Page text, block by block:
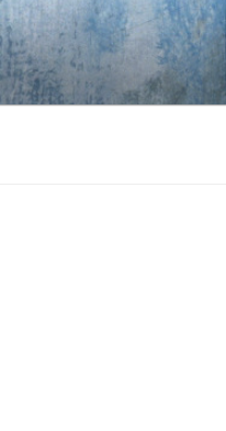
Zum
Inhalt
springen